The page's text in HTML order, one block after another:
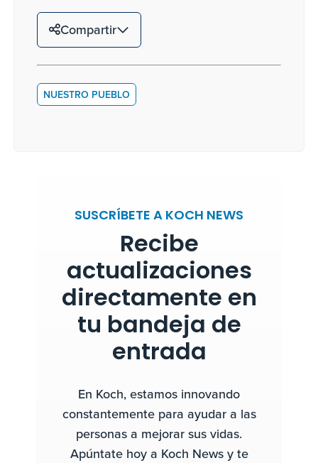
Compartir
NUESTRO PUEBLO
SUSCRÍBETE A KOCH NEWS
Recibe
actualizaciones
directamente en
tu bandeja de
entrada
En Koch, estamos innovando
constantemente para ayudar a las
personas a mejorar sus vidas.
Apúntate hoy a Koch News y te